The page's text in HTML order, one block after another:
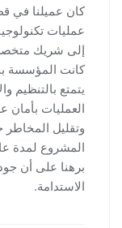
كان عميلنا في
عمليات
إلى شريك
يتمتع بالتنظيم
العمليات بأمان
وتقليل
برهنا على أن
الاستدامة.